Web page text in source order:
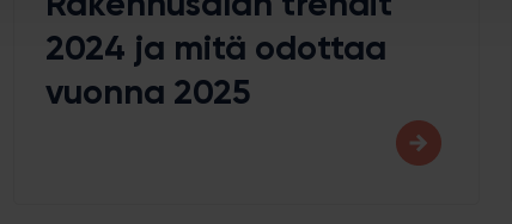
2024 ja mitä odottaa
vuonna 2025